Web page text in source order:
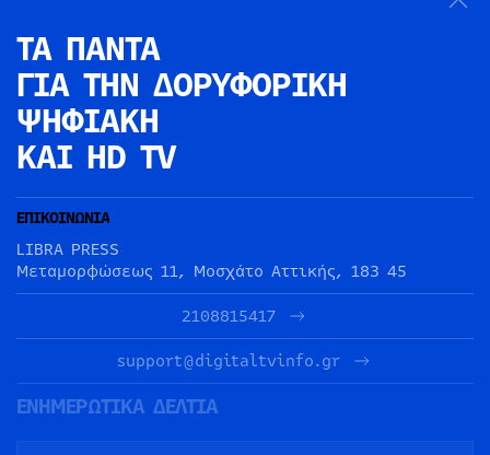
ΤΑ ΠΑΝΤΑ
ΓΙΑ ΤΗΝ ΔΟΡΥΦΟΡΙΚΗ
ΨΗΦΙΑΚΗ
ΚΑΙ HD TV
ΕΠΙΚΟΙΝΩΝΙΑ
LIBRA PRESS
Μεταμορφώσεως 11, Μοσχάτο Αττικής, 183 45
2108815417
support@digitaltvinfo.gr
ΕΝΗΜΕΡΩΤΙΚΑ ΔΕΛΤΙΑ